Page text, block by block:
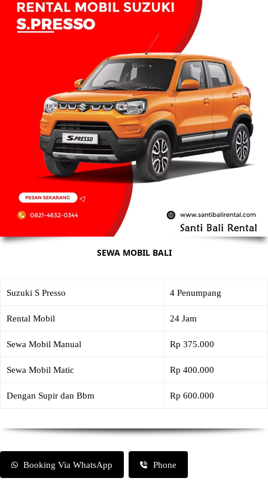
SEWA MOBIL BALI
Suzuki S Presso 4 Penumpang
Rental Mobil 24 Jam
Sewa Mobil Manual Rp 375.000
Sewa Mobil Matic Rp 400.000
Dengan Supir dan Bbm Rp 600.000
Booking Via WhatsApp Phone